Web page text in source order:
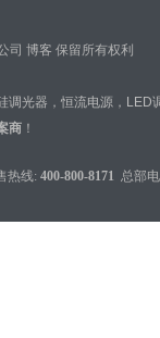
司 博客 保留所有权利
调光器 ， 恒流电源 ， LED
商 ！
热线: 400-800-8171 总部